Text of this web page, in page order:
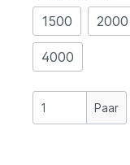
1500
2000
4000
Paar